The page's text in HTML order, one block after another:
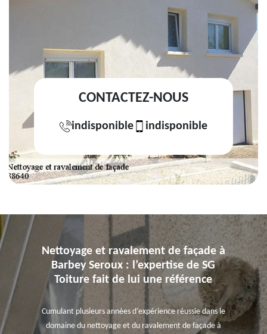
CONTACTEZ-NOUS
indisponible indisponible
Nettoyage et ravalement de façade à
Barbey Seroux : l’expertise de SG
Toiture fait de lui une référence
Cumulant plusieurs années d’expérience réussie dans le
domaine du nettoyage et du ravalement de façade à